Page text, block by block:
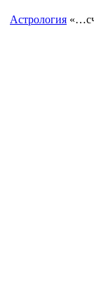
Астрология